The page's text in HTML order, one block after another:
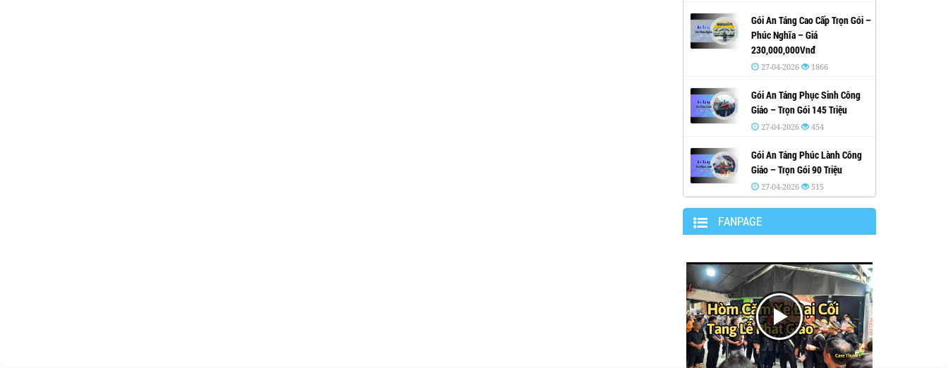
Gói An Táng Cao Cấp Trọn Gói –
Phúc Nghĩa – Giá
230,000,000Vnđ
27-04-2026 1866
Gói An Táng Phục Sinh Công
Giáo – Trọn Gói 145 Triệu
27-04-2026 454
Gói An Táng Phúc Lành Công
Giáo – Trọn Gói 90 Triệu
27-04-2026 515
FANPAGE